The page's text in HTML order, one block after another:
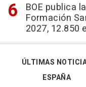
BOE publica
Formación
2027, 12.850
ÚLTIMAS
ESPAÑA